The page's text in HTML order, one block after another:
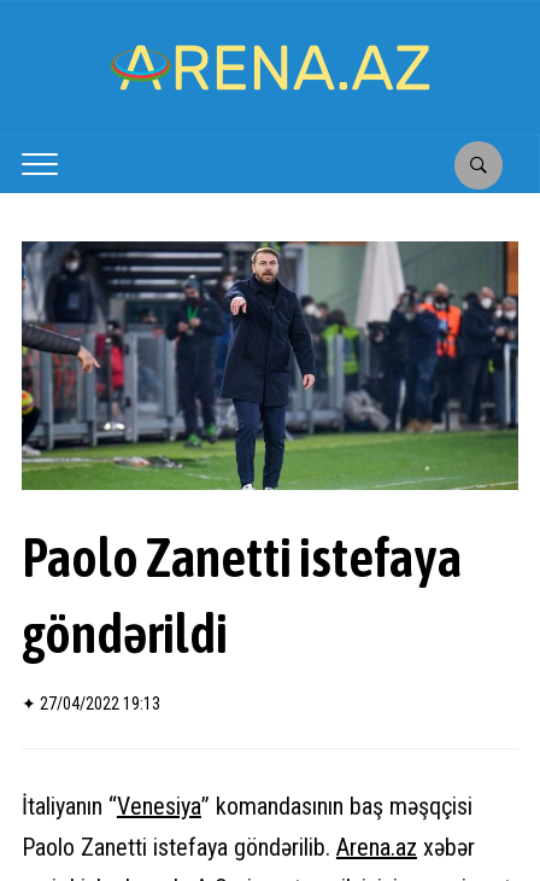
Paolo Zanetti istefaya
göndərildi
✦ 27/04/2022 19:13
İtaliyanın “Venesiya” komandasının baş məşqçisi
Paolo Zanetti istefaya göndərilib. Arena.az xəbər